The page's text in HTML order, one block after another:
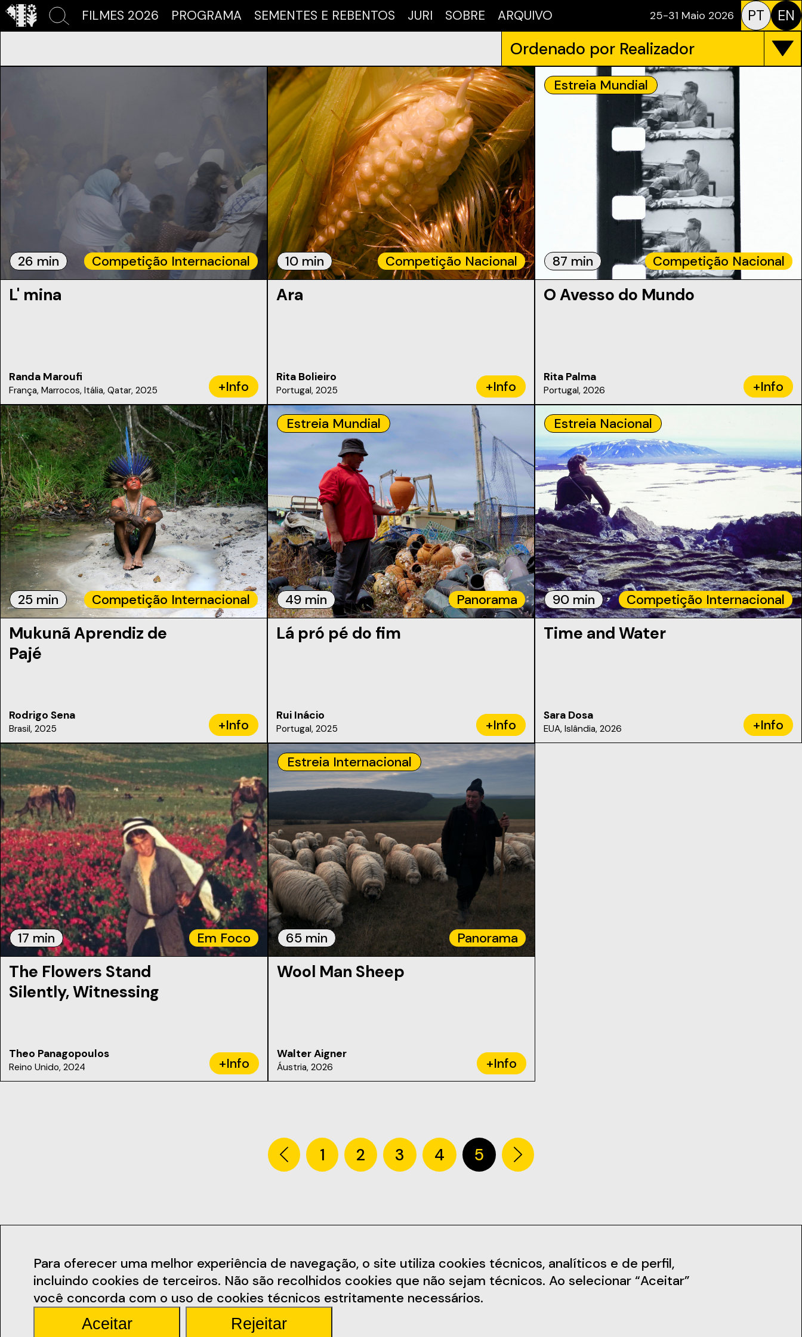
FILMES 2026 PROGRAMA SEMENTES E REBENTOS JURI SOBRE ARQUIVO 25-31 Maio 2026 PT EN
Ordenado por Realizador
26 min Competição Internacional
L' mina
Randa Maroufi
França, Marrocos, Itália, Qatar, 2025 +Info
10 min Competição Nacional
Ara
Rita Bolieiro
Portugal, 2025 +Info
Estreia Mundial
87 min Competição Nacional
O Avesso do Mundo
Rita Palma
Portugal, 2026 +Info
25 min Competição Internacional
Mukunã Aprendiz de
Pajé
Rodrigo Sena
Brasil, 2025 +Info
Estreia Mundial
49 min Panorama
Lá pró pé do fim
Rui Inácio
Portugal, 2025 +Info
Estreia Nacional
90 min Competição Internacional
Time and Water
Sara Dosa
EUA, Islândia, 2026 +Info
17 min Em Foco
The Flowers Stand
Silently, Witnessing
Theo Panagopoulos
Reino Unido, 2024 +Info
Estreia Internacional
65 min Panorama
Wool Man Sheep
Walter Aigner
Áustria, 2026 +Info
1 2 3 4 5
Para oferecer uma melhor experiência de navegação, o site utiliza cookies técnicos, analíticos e de perfil,
incluindo cookies de terceiros. Não são recolhidos cookies que não sejam técnicos. Ao selecionar “Aceitar”
você concorda com o uso de cookies técnicos estritamente necessários.
Aceitar Rejeitar
Contactos
geral@ficsantarem.pt
Rua Miguel Bombarda 4
Informações
Termos e Condições
Política de Privacidade
Redes Sociais
Facebook
Notícias